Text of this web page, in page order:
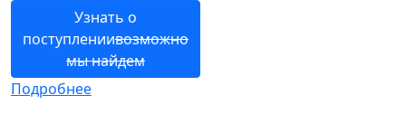
Узнать о
поступлениивозможно
мы найдем
Подробнее